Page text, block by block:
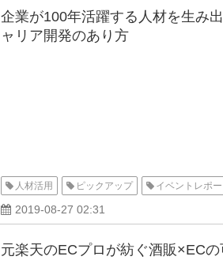
企業が100年活躍する人材を生み
ャリア開発のあり方
人材活用 ピックアップ イベントレポー
2019-08-27 02:31
元楽天のECプロが紡ぐ酒販×ECの